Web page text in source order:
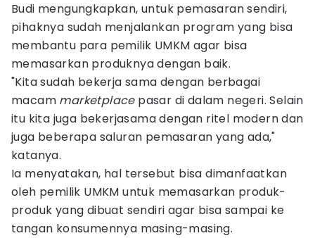
Budi mengungkapkan, untuk pemasaran sendiri,
pihaknya sudah menjalankan program yang bisa
membantu para pemilik UMKM agar bisa
memasarkan produknya dengan baik.
"Kita sudah bekerja sama dengan berbagai
macam marketplacepasar di dalam negeri. Selain
itu kita juga bekerjasama dengan ritel modern dan
juga beberapa saluran pemasaran yang ada,"
katanya.
Ia menyatakan, hal tersebut bisa dimanfaatkan
oleh pemilik UMKM untuk memasarkan produk-
produk yang dibuat sendiri agar bisa sampai ke
tangan konsumennya masing-masing.